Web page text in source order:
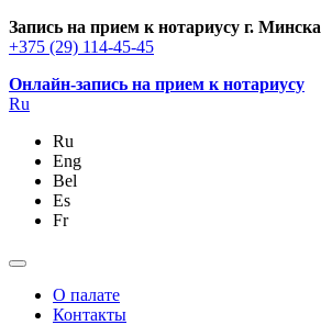
Запись на прием к нотариусу г. Минска
+375 (29) 114-45-45
Онлайн-запись на прием к нотариусу
Ru
Ru
Eng
Bel
Es
Fr
О палате
Контакты